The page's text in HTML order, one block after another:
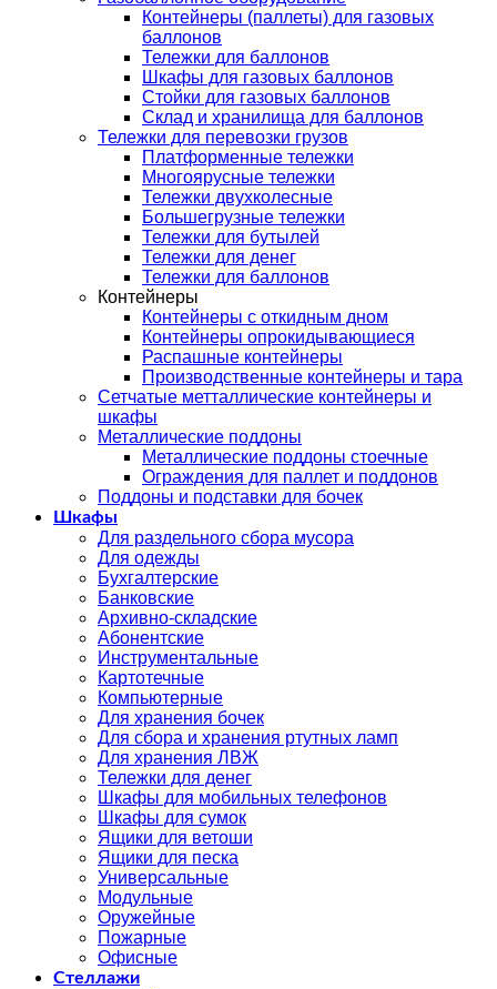
Контейнеры (паллеты) для газовых
баллонов
Тележки для баллонов
Шкафы для газовых баллонов
Стойки для газовых баллонов
Склад и хранилища для баллонов
Тележки для перевозки грузов
Платформенные тележки
Многоярусные тележки
Тележки двухколесные
Большегрузные тележки
Тележки для бутылей
Тележки для денег
Тележки для баллонов
Контейнеры
Контейнеры с откидным дном
Контейнеры опрокидывающиеся
Распашные контейнеры
Производственные контейнеры и тара
Сетчатые метталлические контейнеры и
шкафы
Металлические поддоны
Металлические поддоны стоечные
Ограждения для паллет и поддонов
Поддоны и подставки для бочек
Шкафы
Для раздельного сбора мусора
Для одежды
Бухгалтерские
Банковские
Архивно-складские
Абонентские
Инструментальные
Картотечные
Компьютерные
Для хранения бочек
Для сбора и хранения ртутных ламп
Для хранения ЛВЖ
Тележки для денег
Шкафы для мобильных телефонов
Шкафы для сумок
Ящики для ветоши
Ящики для песка
Универсальные
Модульные
Оружейные
Пожарные
Офисные
Стеллажи